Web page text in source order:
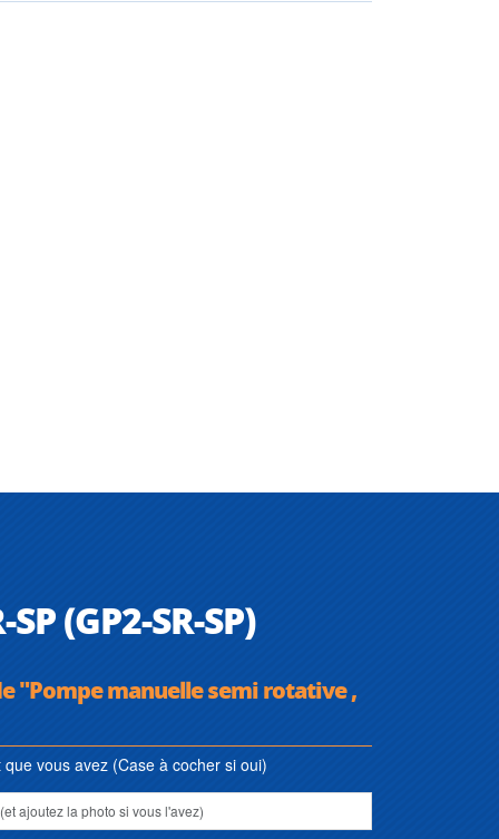
(GP2-SR-SP)
"Pompe manuelle semi rotative ,
vous avez (Case à cocher si oui)